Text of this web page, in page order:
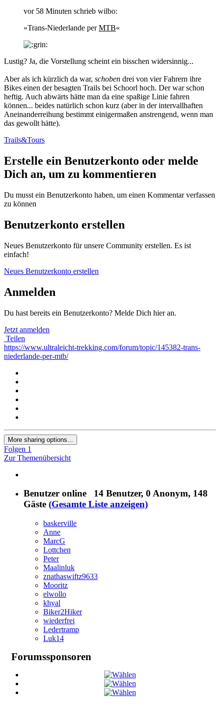
vor 58 Minuten schrieb wilbo:
»Trans-Niederlande perMTB«
Lustig? Ja, die Vorstellung scheint ein bisschen widersinnig...
Aber als ich kürzlich da war, schoben drei von vier Fahrern ihre
Bikes einen der besagten Trails bei Schoorl hoch. Der war schon
heftig. Auch abwärts hätte man da eine spaßige Linie fahren
können... beides natürlich schon kurz (aber in der intervallhaften
Aneinanderreihung bestimmt einigermaßen anstrengend, wenn man
das gewollt hätte).
Trails&Tours
Erstelle ein Benutzerkonto oder melde
Dich an, um zu kommentieren
Du musst ein Benutzerkonto haben, um einen Kommentar verfassen
zu können
Benutzerkonto erstellen
Neues Benutzerkonto für unsere Community erstellen. Es ist
einfach!
Neues Benutzerkonto erstellen
Anmelden
Du hast bereits ein Benutzerkonto? Melde Dich hier an.
Jetzt anmelden
Teilen
https://www.ultraleicht-trekking.com/forum/topic/145382-trans-
niederlande-per-mtb/
More sharing options...
Folgen 1
Zur Themenübersicht
Benutzer online 14 Benutzer, 0 Anonym, 148
Gäste (Gesamte Liste anzeigen)
baskerville
Anne
MarcG
Lottchen
Peter
Maalinluk
znathaswiftz9633
Mooritz
elwollo
khyal
Biker2Hiker
wiederfrei
Ledertramp
Luk14
Forumssponsoren